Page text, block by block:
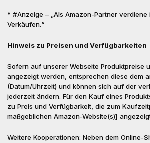
* #Anzeige – „Als Amazon-Partner
Verkäufen.“
Hinweis zu Preisen und Verfügbarkeiten
Sofern auf unserer Webseite Produktpreise
angezeigt werden, entsprechen diese dem
(Datum/Uhrzeit) und können sich auf der
jederzeit ändern. Für den Kauf eines
zu Preis und Verfügbarkeit, die zum
maßgeblichen Amazon-Website(s)]
Weitere Kooperationen: Neben dem Online-